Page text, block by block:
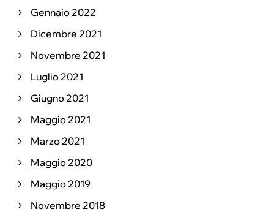
Gennaio 2022
Dicembre 2021
Novembre 2021
Luglio 2021
Giugno 2021
Maggio 2021
Marzo 2021
Maggio 2020
Maggio 2019
Novembre 2018